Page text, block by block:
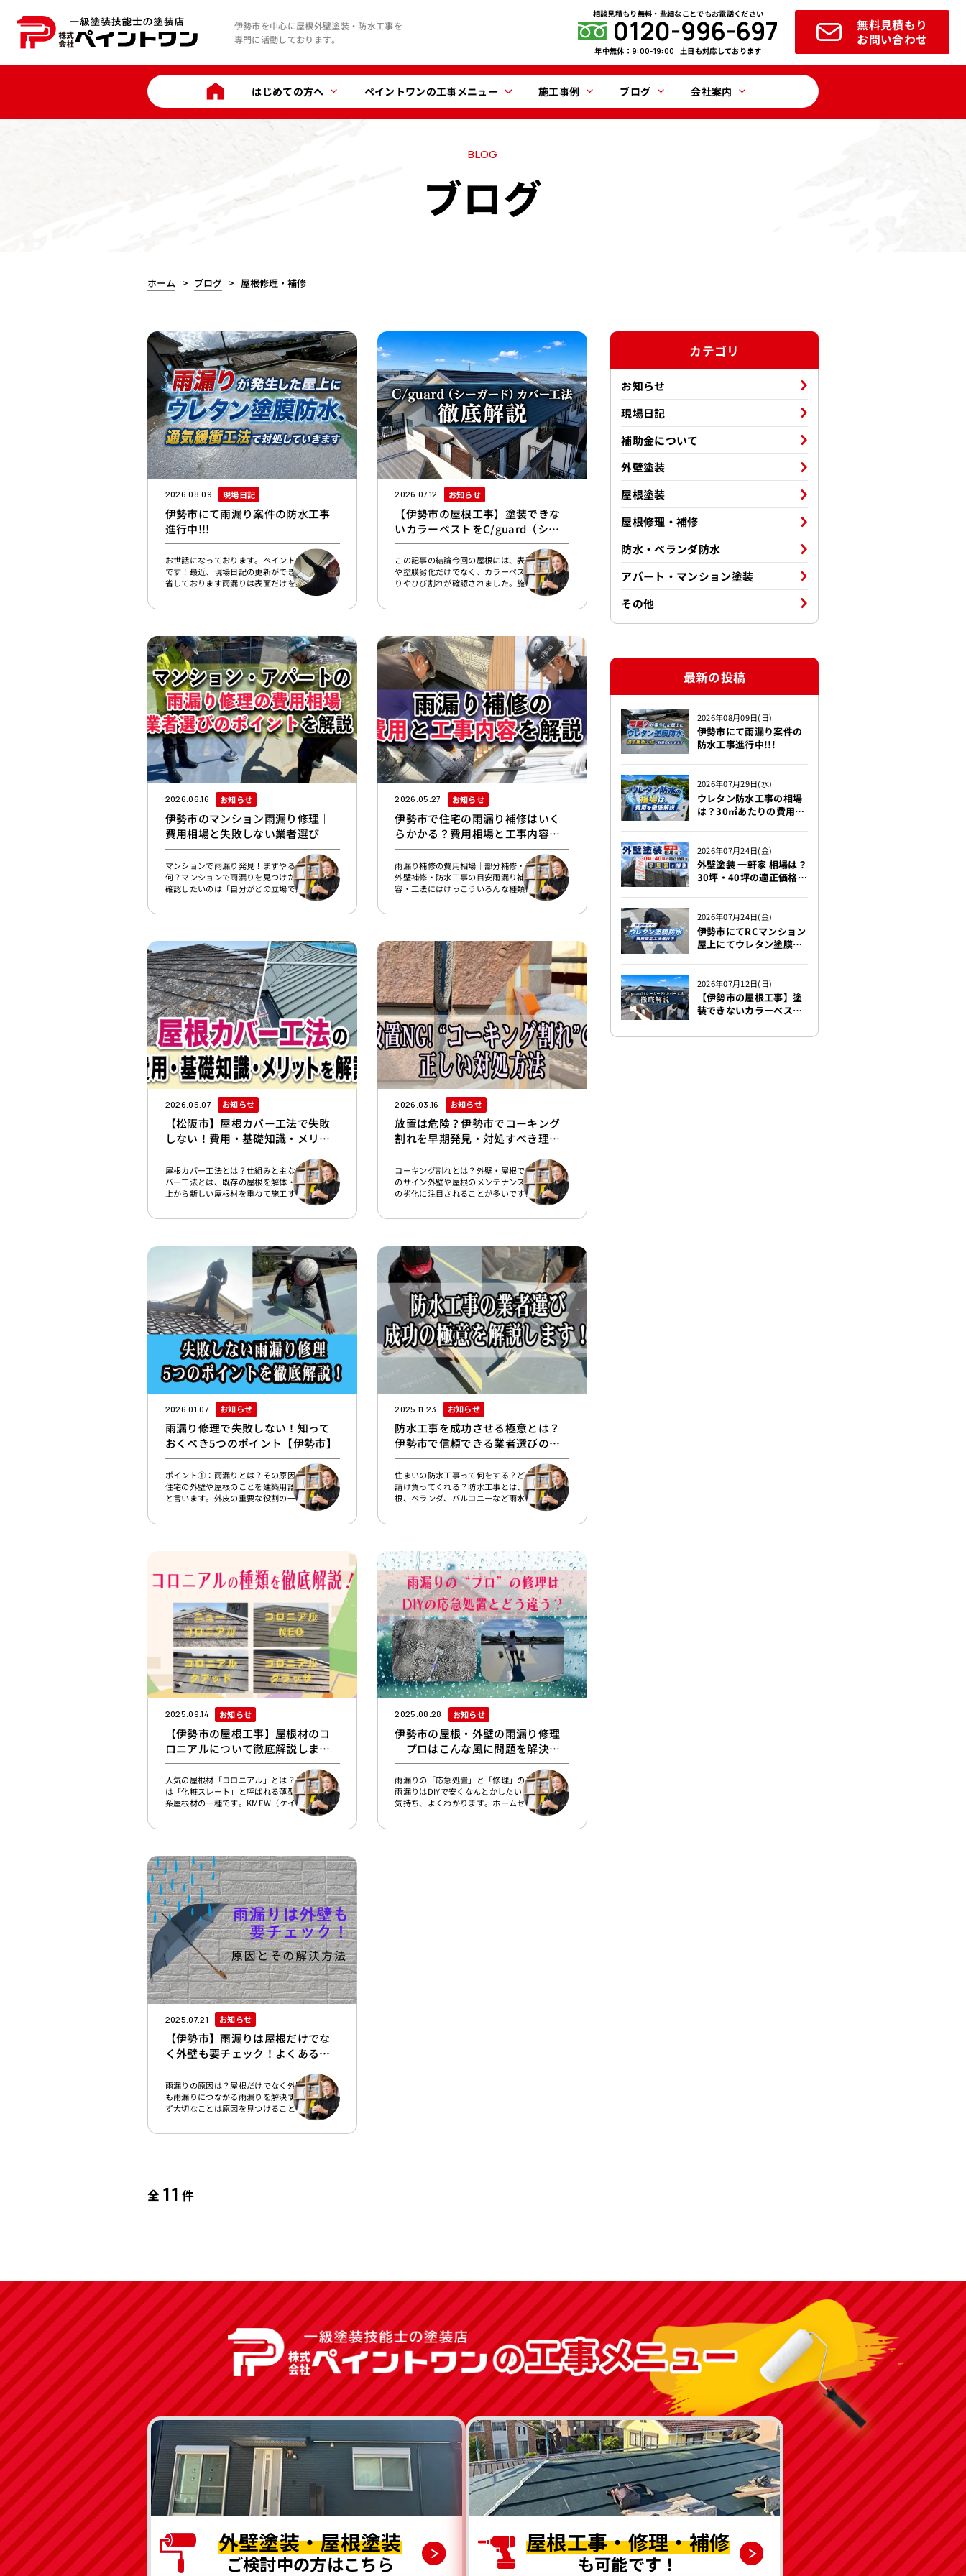
伊勢市を中心に屋根外壁塗装・防水工事を
専門に活動しております。
相談見積もり無料・些細なことでもお電話ください
0120-996-697
年中無休：9:00-19:00 土日も対応しております
無料見積もり
お問い合わせ
はじめての方へ ペイントワンの工事メニュー 施工事例 ブログ 会社案内
BLOG
ブログ
ホーム ブログ 屋根修理・補修
2026.08.09 現場日記
伊勢市にて雨漏り案件の防水工事
進行中!!!
お世話になっております。ペイントワンの濱口
です！最近、現場日記の更新ができておらず反
省しております雨漏りは表面だけを塗っても直
らないことがあります雨漏りが発生すると、ひ
び割れている部分にコーキングを入れたり、上
は、雨水の入口が目に見えるひび割れだけとは
限りません。コンクリートの細かなひび割れ、
防水層の浮き、排水口周辺の劣化、立ち上がり
部分の切れ、過去に補修した部分の剥がれな
ど、複数の原因が重なって雨漏
2026.07.12 お知らせ
【伊勢市の屋根工事】塗装できな
いカラーベストをC/guard（シー
ガード）でカバー工法 徹底解
説！！
この記事の結論今回の屋根には、表面の色あせ
や塗膜劣化だけでなく、カラーベスト本体の反
りやひび割れが確認されました。施工事例はこ
ちらです。外壁塗装とシーガード屋根カバー工
法｜築30年住宅の施工事例【伊勢市】屋根塗装
できません。そこで今回は、塗装ではなく、既
存のカラーベストを鋼板屋根材で覆う
C/guard（シーガード）カバー工法を採用しま
した。既存屋根を利用できる状態であることを
確認したうえ
2026.06.16 お知らせ
伊勢市のマンション雨漏り修理｜
費用相場と失敗しない業者選び
マンションで雨漏り発見！まずやるべきことは
何？マンションで雨漏りを見つけたら、最初に
確認したいのは「自分がどの立場で対応するべ
きか」です。オーナー・管理者・賃貸の入居
者・分譲マンションの居住者などそれぞれの立
立場に合った相手へ連絡しましょう。オーナ
ー・管理者が行うべき対処方法マンションのオ
ーナーや管理者は、雨漏りの連絡を受けたら被
害状況を確認します。確認したいポイントは下
記の
2026.05.27 お知らせ
伊勢市で住宅の雨漏り補修はいく
らかかる？費用相場と工事内容を
解説
雨漏り補修の費用相場｜部分補修・屋根修理・
外壁補修・防水工事の目安雨漏り補修工事の内
容・工法にはけっこういろんな種類がありま
す。雨漏りの発生箇所や原因箇所、建物の構
造、さらに雨漏りがどの程度放置されてきたか
さな補修で済む場合もあれば、屋根材や板金の
修理、外壁の補修、ベランダの防水補修が必要
なケースもあります。まずは、どの部分にどの
ような補修が必要になりやすいのかを整理して
おきまし
2026.05.07 お知らせ
【松阪市】屋根カバー工法で失敗
しない！費用・基礎知識・メリッ
トを解説
屋根カバー工法とは？仕組みと主な工法屋根カ
バー工法とは、既存の屋根を解体・撤去せず、
上から新しい屋根材を重ねて施工する屋根リフ
ォームです。「重ね葺き」と呼ばれることもあ
り、主にスレート屋根やコロニアル屋根のリフ
場設置2. 既存屋根を高圧洗浄3. 棟板金・雨押
えなどの撤去4. 必要に応じて下地処理を行う
5. 下葺き：既存屋根の上にルーフィング（防
2026.03.16 お知らせ
放置は危険？伊勢市でコーキング
割れを早期発見・対処すべき理由
とは
コーキング割れとは？外壁・屋根で起こる劣化
のサイン外壁や屋根のメンテナンスでは、塗装
の劣化に注目されることが多いですが、実はコ
ーキングの状態もとても大切です。ここではま
ず、コーキングがどのような役割を持っている
ーキングとは、屋根材や外壁材などの隙間を埋
める、弾力のある樹脂材のことです。シーリン
グと呼ばれることもあります。屋根・外壁周り
でコーキングが使用されているのは、外壁材
2026.01.07 お知らせ
雨漏り修理で失敗しない！知って
おくべき5つのポイント【伊勢市】
ポイント①：雨漏りとは？その原因を理解する
住宅の外壁や屋根のことを建築用語で「外皮」
と言います。外皮の重要な役割の一つは雨から
住まいを守ること。そのために屋根材・外壁材
いるなら、外壁や屋根周りに劣化や破損がある
ことが予想されます。施工不良や自然災害など
で防水機能に問題が起きているというパターン
もあります。
2025.11.23 お知らせ
防水工事を成功させる極意とは？
伊勢市で信頼できる業者選びの新
常識
住まいの防水工事って何をする？どんな業者が
請け負ってくれる？防水工事とは、建物の屋
根、ベランダ、バルコニーなど雨水が侵入する
可能性のある箇所に、水の浸入を防ぐための
す。防水工事にはウレタン防水、FRP防水、シ
ート防水などいろんな種類があり、建物の形状
や工事する面積、求められる機能に合わせて最
適なものを選びます。防水工事はどんな業者が
やってくれる？住まい
2025.09.14 お知らせ
【伊勢市の屋根工事】屋根材のコ
ロニアルについて徹底解説しま
す！
人気の屋根材「コロニアル」とは？コロニアル
は「化粧スレート」と呼ばれる薄型のセメント
系屋根材の一種です。KMEW（ケイミュー）株
式会社が製造・販売している「カラーベスト」
という化粧スレート製品シリーズの中に含まれ
で、ヨーロッパなどで古くから愛用されてきた
屋根材を指します。コロニアルを含め、近年の
日本でスレートとよばれている屋根材のほとん
どは天然の石材ではなく、セメントと繊維素材
を混
2025.08.28 お知らせ
伊勢市の屋根・外壁の雨漏り修理
｜プロはこんな風に問題を解決し
ます！
雨漏りの「応急処置」と「修理」の違いとは？
雨漏りはDIYで安くなんとかしたい…そんなお
気持ち、よくわかります。ホームセンターやネ
ットショップでは「雨漏り修理」と検索すると
便利そうなアイテムがたくさん出てきますよ
2025.07.21 お知らせ
【伊勢市】雨漏りは屋根だけでな
く外壁も要チェック！よくある原
因とその解決方法
雨漏りの原因は？屋根だけでなく外壁の不具合
も雨漏りにつながる雨漏りを解決するためにま
ず大切なことは原因を見つけることです。住ま
いは基本的に、屋根材外壁材屋根材・外壁材の
下の防水シート塗装窓・ドアなどの開口部の防
られます。もしかすると雨漏りは屋根で起こる
もの、というイメージを持たれる
全 11 件
カテゴリ
お知らせ
現場日記
補助金について
外壁塗装
屋根塗装
屋根修理・補修
防水・ベランダ防水
アパート・マンション塗装
その他
最新の投稿
2026年08月09日(日)
伊勢市にて雨漏り案件の
防水工事進行中!!!
2026年07月29日(水)
ウレタン防水工事の相場
は？30㎡あたりの費用を
2026年07月24日(金)
外壁塗装 一軒家 相場は？
30坪・40坪の適正価格を
2026年07月24日(金)
伊勢市にてRCマンション
屋上にてウレタン塗膜防
2026年07月12日(日)
【伊勢市の屋根工事】塗
装できないカラーベスト
ド）でカバー工法 徹底
外壁塗装・屋根塗装
ご検討中の方はこちら
屋根工事・修理・補修
も可能です！